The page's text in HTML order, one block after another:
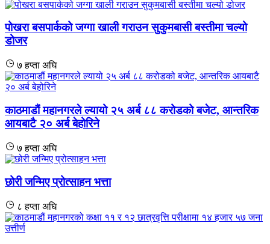
पोखरा बसपार्कको जग्गा खाली गराउन सुकुमबासी बस्तीमा चल्यो
डोजर
७ हप्ता अघि
काठमाडौं महानगरले ल्यायो २५ अर्ब ८८ करोडको बजेट, आन्तरिक
आयबाटै २० अर्ब बेहोरिने
७ हप्ता अघि
छोरी जन्मिए प्रोत्साहन भत्ता
८ हप्ता अघि